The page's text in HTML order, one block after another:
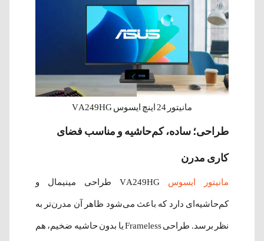
مانیتور 24 اینچ ایسوس VA249HG
طراحی؛ ساده، کم‌حاشیه و مناسب فضای
کاری مدرن
مانیتور ایسوس VA249HG طراحی مینیمال و
کم‌حاشیه‌ای دارد که باعث می‌شود ظاهر آن مدرن‌تر به
نظر برسد. طراحی Frameless یا بدون حاشیه ضخیم، هم